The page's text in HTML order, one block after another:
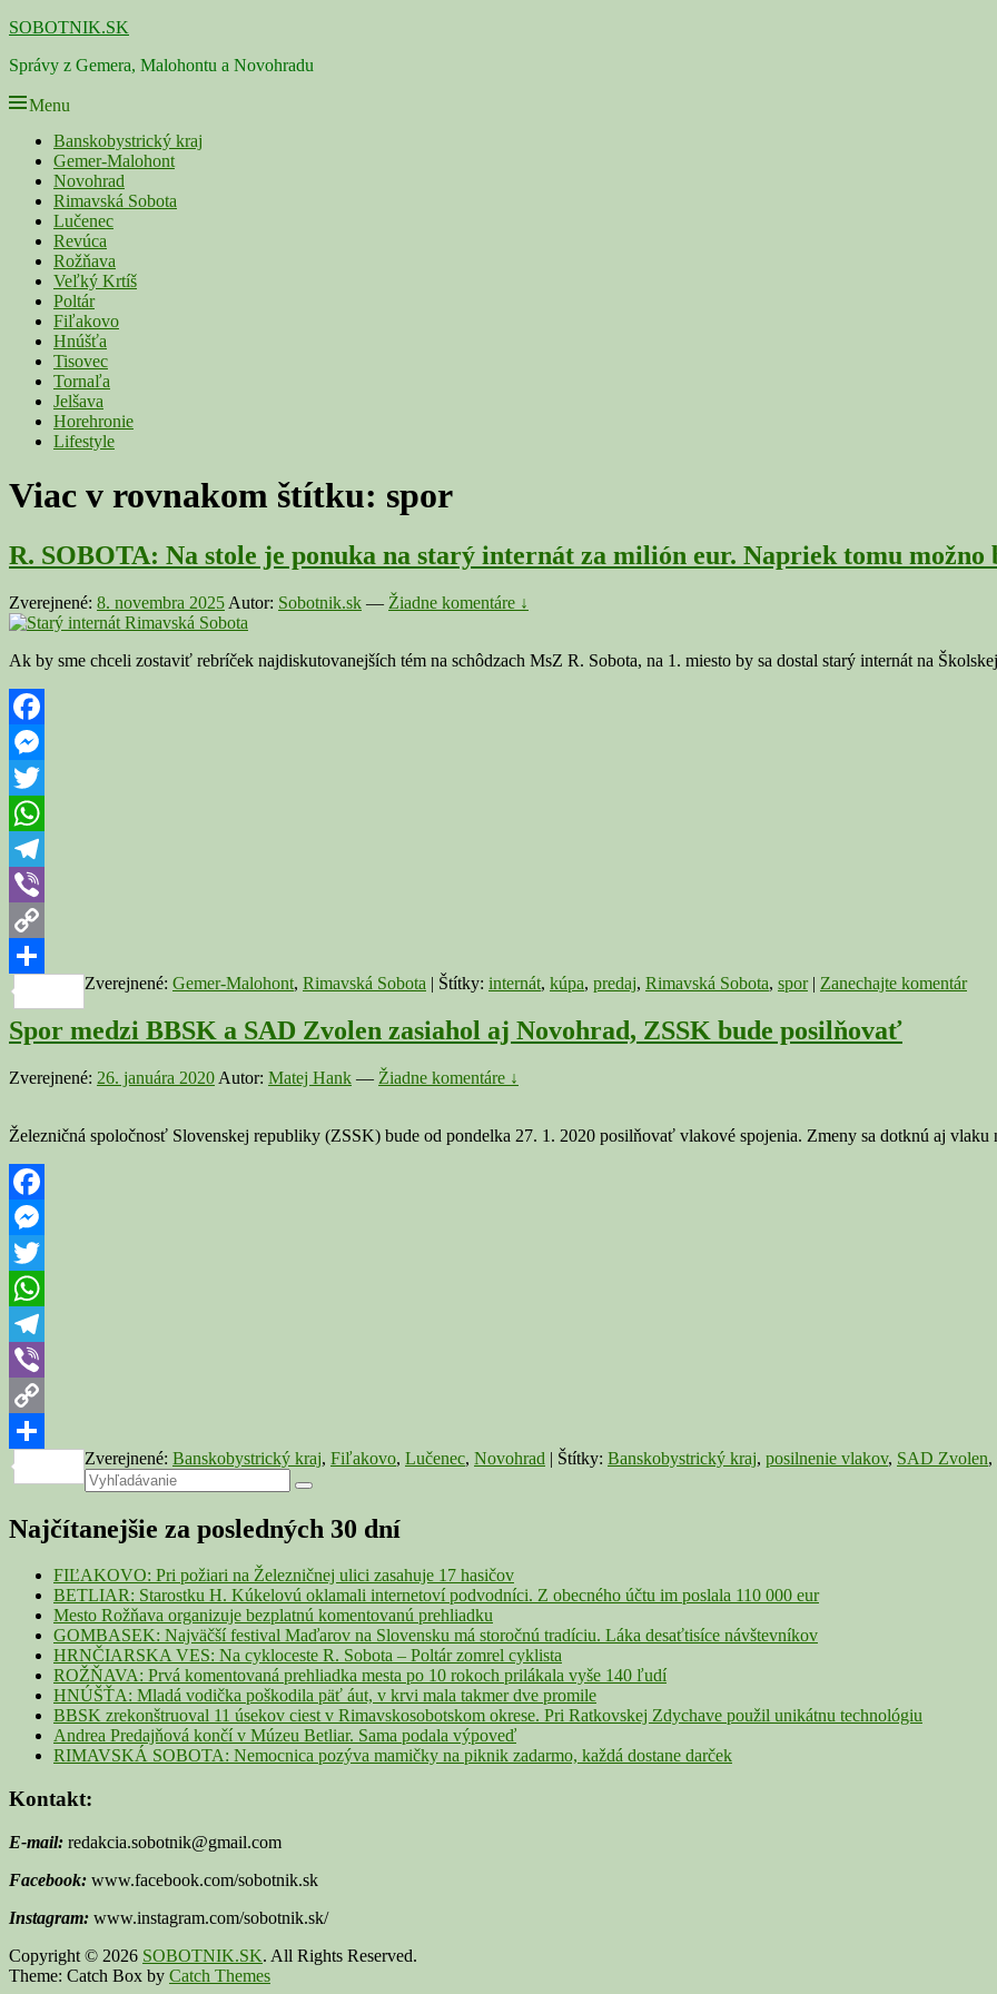
Skip
content
SOBOTNIK.SK
Správy z Gemera, Malohontu a Novohradu
Menu
Primárne
menu
Banskobystrický kraj
Gemer-Malohont
Novohrad
Rimavská Sobota
Lučenec
Revúca
Rožňava
Veľký Krtíš
Poltár
Fiľakovo
Hnúšťa
Tisovec
Tornaľa
Jelšava
Horehronie
Lifestyle
Viac v rovnakom štítku: spor
R. SOBOTA: Na stole je ponuka na starý internát za milión eur. Napriek tomu
Zverejnené: 8. novembra 2025 Autor: Sobotnik.sk — Žiadne komentáre ↓
Ak by sme chceli zostaviť rebríček najdiskutovanejších tém na schôdzach MsZ R. Sobota, na 1. miesto by sa dostal starý internát na
Facebook
Messenger
Twitter
WhatsApp
Telegram
Viber
Copy
Link
Share
Zverejnené: Gemer-Malohont, Rimavská Sobota | Štítky: internát, kúpa, predaj, Rimavská Sobota, spor | Zanechajte komentár
Spor medzi BBSK a SAD Zvolen zasiahol aj Novohrad, ZSSK bude posilňovať
Zverejnené: 26. januára 2020 Autor: Matej Hank — Žiadne komentáre ↓
Železničná spoločnosť Slovenskej republiky (ZSSK) bude od pondelka 27. 1. 2020 posilňovať vlakové spojenia. Zmeny sa dotknú aj
Facebook
Messenger
Twitter
WhatsApp
Telegram
Viber
Copy
Link
Share
Zverejnené: Banskobystrický kraj, Fiľakovo, Lučenec, Novohrad | Štítky: Banskobystrický kraj, posilnenie vlakov, SAD Zvolen,
Primary
Sidebar
Widget
Area
Search
for:
Search
Najčítanejšie za posledných 30 dní
FIĽAKOVO: Pri požiari na Železničnej ulici zasahuje 17 hasičov
BETLIAR: Starostku H. Kúkelovú oklamali internetoví podvodníci. Z obecného účtu im poslala 110 000 eur
Mesto Rožňava organizuje bezplatnú komentovanú prehliadku
GOMBASEK: Najväčší festival Maďarov na Slovensku má storočnú tradíciu. Láka desaťtisíce návštevníkov
HRNČIARSKA VES: Na cykloceste R. Sobota – Poltár zomrel cyklista
ROŽŇAVA: Prvá komentovaná prehliadka mesta po 10 rokoch prilákala vyše 140 ľudí
HNÚŠŤA: Mladá vodička poškodila päť áut, v krvi mala takmer dve promile
BBSK zrekonštruoval 11 úsekov ciest v Rimavskosobotskom okrese. Pri Ratkovskej Zdychave použil unikátnu technológiu
Andrea Predajňová končí v Múzeu Betliar. Sama podala výpoveď
RIMAVSKÁ SOBOTA: Nemocnica pozýva mamičky na piknik zadarmo, každá dostane darček
Kontakt:
E-mail: redakcia.sobotnik@gmail.com
Facebook: www.facebook.com/sobotnik.sk
Instagram: www.instagram.com/sobotnik.sk/
Copyright © 2026 SOBOTNIK.SK. All Rights Reserved.
Theme: Catch Box by Catch Themes